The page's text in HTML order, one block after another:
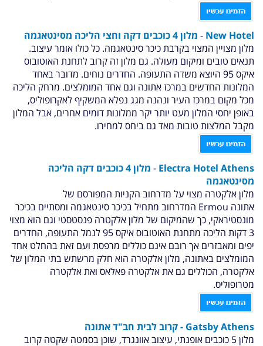
New Hotel
- מלון 4 כוכבים דקה וחצי הליכה מסינטאגמה
מלון מצויין המצוי בקרבת כיכר סינטאגמה. כל כולו אומר עיצוב.
תנאים טובים ומיקום מעולה. גם מלון זה קרוב לתחנת האוטובוס
איקס 95 היוצא משדה התעופה. החדרים נוחים. מדובר באחד
המלונות החדשים במרכז אתונה וגם אחד המומלצים. מרחק הליכה
מכל מקום במרכז העיר ונהנה מגג נפלא המשקיף לאקרופוליס,
באופן יחסי המלון מעט יותר יקר ממלונות דומים אחרים, אבל המלון
מקבל המלצות טובות מאד גם ביחס למחירו.
Electra Hotel Athens
-
מלון 4 כוכבים דקה הליכה
מסינטאגמה
מלון אלקטרה מצוי על מדרחוב הקניות המפורסם של
אתונה
Ermou המדרחוב מתחיל בכיכר סינטאגמה ומסתיים בכיכר
מונסטיראקי, כך שהמיקום של מלון אלקטרה פנסטסטי וגם הוא מצוי
3 דקות הליכה מתחנת האוטובוס איקס 95 לנמל התעופה, החדרים
יפים ומאבזרים אך רובם אינם כוללים מרפסת ועם זאת בהחלט אחד
המומלצים באתונה, מלון אלקטרה הוא חלק מרשתש בתי המלון של
אלקטרה, הכוללים גם את אלקטרה פאלאס ואת אלקטרה
מטרופוליס.
Gatsby Athens
-קרוב לבית חב"ד אתונה
מלון 5 כוכבים אופנתי, עיצוב אוונגרד, שוכן בסמטה שקטה קרוב